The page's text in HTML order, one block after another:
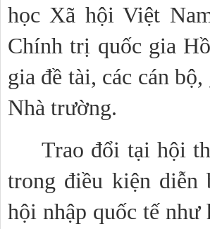
học Xã hội Việt
Chính trị quốc gia
gia đề tài, các cán
Nhà trường.
Trao đổi tại hội
trong điều kiện diễn
hội nhập quốc tế